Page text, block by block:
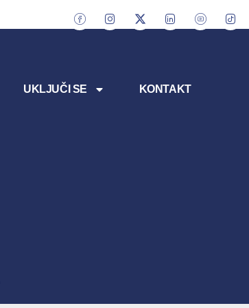
UKLJUČI SE KONTAKT